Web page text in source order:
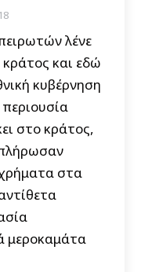
λένε
κράτος και εδώ
κυβέρνηση
στο κράτος,
στα
μεροκαμάτα